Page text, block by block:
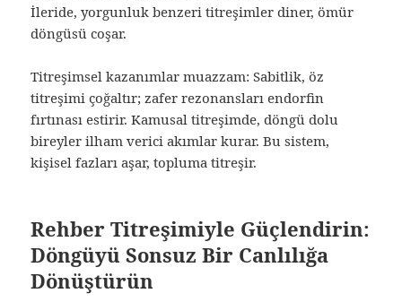
İleride, yorgunluk benzeri titreşimler diner, ömür
döngüsü coşar.
Titreşimsel kazanımlar muazzam: Sabitlik, öz
titreşimi çoğaltır; zafer rezonansları endorfin
fırtınası estirir. Kamusal titreşimde, döngü dolu
bireyler ilham verici akımlar kurar. Bu sistem,
kişisel fazları aşar, topluma titreşir.
Rehber Titreşimiyle Güçlendirin:
Döngüyü Sonsuz Bir Canlılığa
Dönüştürün